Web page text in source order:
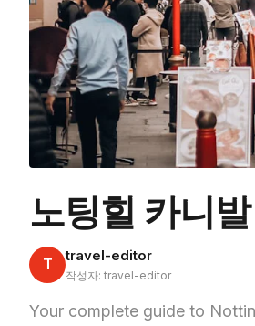
노팅힐 카니
T travel-editor
작성자: travel-editor
Your complete guide to